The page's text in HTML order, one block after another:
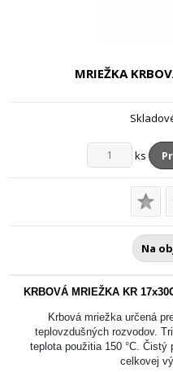
MRIEŽKA
ks
Na
KRBOVÁ MRIEŽKA KR
Krbová mriežka určená
teplovzdušných rozvodov.
teplota použitia 150 °C. Čistý
celkovej